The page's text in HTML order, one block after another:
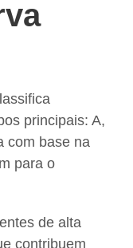
principais: A,
com base na
para o
de alta
contribuem